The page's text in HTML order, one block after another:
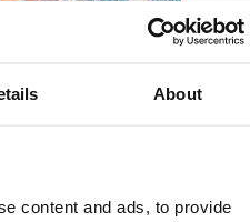
About
content and ads, to provide